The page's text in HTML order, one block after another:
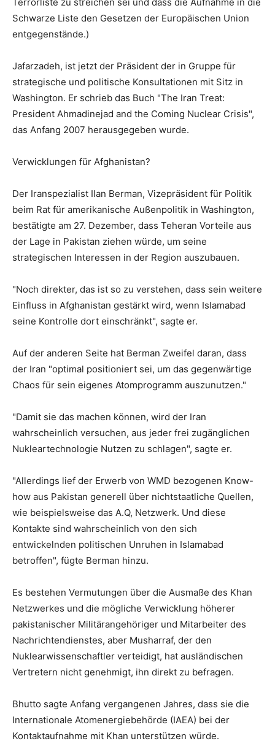
Schwarze Liste den Gesetzen der Europäischen Union
entgegenstände.)
Jafarzadeh, ist jetzt der Präsident der in Gruppe für
strategische und politische Konsultationen mit Sitz in
Washington. Er schrieb das Buch "The Iran Treat:
President Ahmadinejad and the Coming Nuclear Crisis",
das Anfang 2007 herausgegeben wurde.
Verwicklungen für Afghanistan?
Der Iranspezialist Ilan Berman, Vizepräsident für Politik
beim Rat für amerikanische Außenpolitik in Washington,
bestätigte am 27. Dezember, dass Teheran Vorteile aus
der Lage in Pakistan ziehen würde, um seine
strategischen Interessen in der Region auszubauen.
"Noch direkter, das ist so zu verstehen, dass sein weitere
Einfluss in Afghanistan gestärkt wird, wenn Islamabad
seine Kontrolle dort einschränkt", sagte er.
Auf der anderen Seite hat Berman Zweifel daran, dass
der Iran "optimal positioniert sei, um das gegenwärtige
Chaos für sein eigenes Atomprogramm auszunutzen."
"Damit sie das machen können, wird der Iran
wahrscheinlich versuchen, aus jeder frei zugänglichen
Nukleartechnologie Nutzen zu schlagen", sagte er.
"Allerdings lief der Erwerb von WMD bezogenen Know-
how aus Pakistan generell über nichtstaatliche Quellen,
wie beispielsweise das A.Q, Netzwerk. Und diese
Kontakte sind wahrscheinlich von den sich
entwickelnden politischen Unruhen in Islamabad
betroffen", fügte Berman hinzu.
Es bestehen Vermutungen über die Ausmaße des Khan
Netzwerkes und die mögliche Verwicklung höherer
pakistanischer Militärangehöriger und Mitarbeiter des
Nachrichtendienstes, aber Musharraf, der den
Nuklearwissenschaftler verteidigt, hat ausländischen
Vertretern nicht genehmigt, ihn direkt zu befragen.
Bhutto sagte Anfang vergangenen Jahres, dass sie die
Internationale Atomenergiebehörde (IAEA) bei der
Kontaktaufnahme mit Khan unterstützen würde.